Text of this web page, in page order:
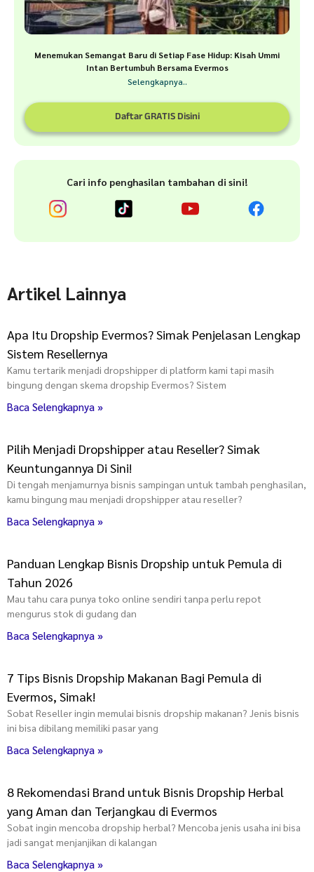
Menemukan Semangat Baru di Setiap Fase Hidup: Kisah Ummi
Intan Bertumbuh Bersama Evermos
Selengkapnya..
Daftar GRATIS Disini
Cari info penghasilan tambahan di sini!
Artikel Lainnya
Apa Itu Dropship Evermos? Simak Penjelasan Lengkap
Sistem Resellernya
Kamu tertarik menjadi dropshipper di platform kami tapi masih
bingung dengan skema dropship Evermos? Sistem
Baca Selengkapnya »
Pilih Menjadi Dropshipper atau Reseller? Simak
Keuntungannya Di Sini!
Di tengah menjamurnya bisnis sampingan untuk tambah penghasilan,
kamu bingung mau menjadi dropshipper atau reseller?
Baca Selengkapnya »
Panduan Lengkap Bisnis Dropship untuk Pemula di
Tahun 2026
Mau tahu cara punya toko online sendiri tanpa perlu repot
mengurus stok di gudang dan
Baca Selengkapnya »
7 Tips Bisnis Dropship Makanan Bagi Pemula di
Evermos, Simak!
Sobat Reseller ingin memulai bisnis dropship makanan? Jenis bisnis
ini bisa dibilang memiliki pasar yang
Baca Selengkapnya »
8 Rekomendasi Brand untuk Bisnis Dropship Herbal
yang Aman dan Terjangkau di Evermos
Sobat ingin mencoba dropship herbal? Mencoba jenis usaha ini bisa
jadi sangat menjanjikan di kalangan
Baca Selengkapnya »